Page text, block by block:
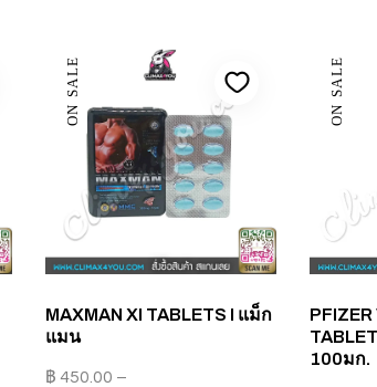
ON SALE
MAXMAN XI TABLETS I แม็ก
แมน
฿ 450.00 –
ON SALE
100มก.